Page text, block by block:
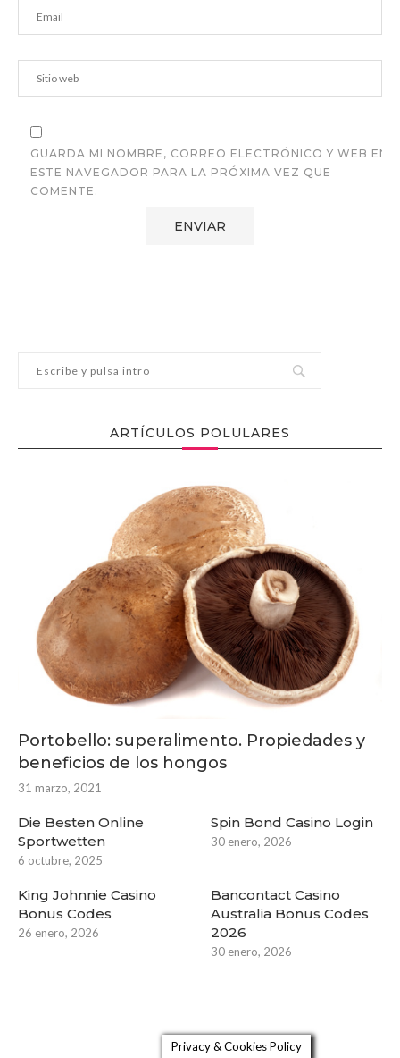
GUARDA MI NOMBRE, CORREO ELECTRÓNICO Y WEB EN
ESTE NAVEGADOR PARA LA PRÓXIMA VEZ QUE
COMENTE.
ARTÍCULOS POLULARES
Portobello: superalimento. Propiedades y
beneficios de los hongos
31 marzo, 2021
Die Besten Online
Sportwetten
6 octubre, 2025
Spin Bond Casino Login
30 enero, 2026
King Johnnie Casino
Bonus Codes
26 enero, 2026
Bancontact Casino
Australia Bonus Codes
2026
30 enero, 2026
Privacy & Cookies Policy